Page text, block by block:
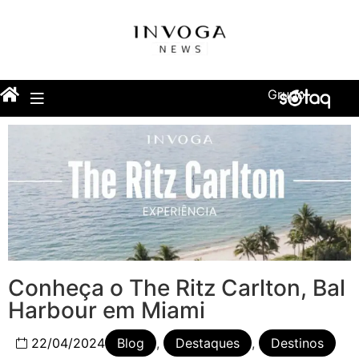
Grupo
Conheça o The Ritz Carlton, Bal
Harbour em Miami
22/04/2024 Blog , Destaques ,
Destinos